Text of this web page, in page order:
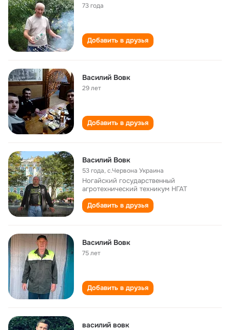
73 года
Добавить в друзья
Василий Вовк
29 лет
Добавить в друзья
Василий Вовк
53 года,с.Червона Украина
Ногайский государственный
агротехнический техникум НГАТ
Добавить в друзья
Василий Вовк
75 лет
Добавить в друзья
василий вовк